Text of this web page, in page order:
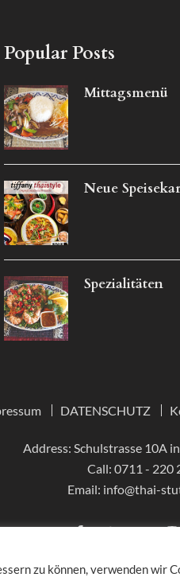
Popular Posts
Mittagsmenü
Neue
Spezialitäten
DATENSCHUTZ
Address: Schulstrasse 10A
Call: 0711 - 220
Email: info@thai-
zu können, verwenden wir